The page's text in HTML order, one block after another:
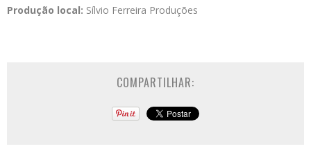
Produção local: Sílvio Ferreira Produções
COMPARTILHAR: